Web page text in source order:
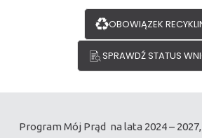
OBOWIĄZEK
SPRAWDŹ STATUS
PROGRAM DOFINANSOWANIA
WRAZ Z MAGAZYNAMI ENERGII I
Program Mój Prąd na lata 2024 –